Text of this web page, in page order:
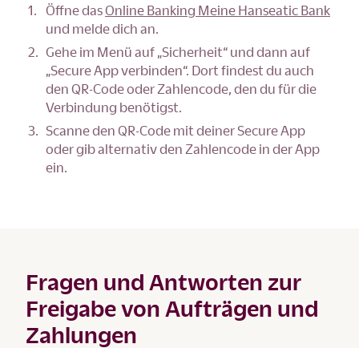
Öffne dasOnline Banking Meine Hanseatic Bank
und melde dich an.
Gehe im Menü auf „Sicherheit“ und dann auf
„Secure App verbinden“. Dort findest du auch
den QR-Code oder Zahlencode, den du für die
Verbindung benötigst.
Scanne den QR-Code mit deiner Secure App
oder gib alternativ den Zahlencode in der App
ein.
Fragen und Antworten zur
Freigabe von Aufträgen und
Zahlungen